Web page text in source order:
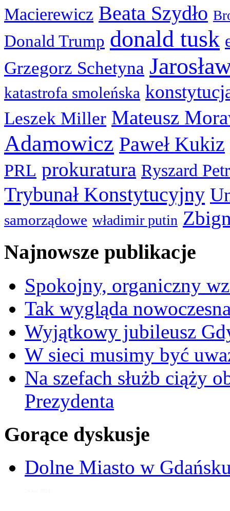
Macierewicz Beata Szydło
Donald Trump donald tusk
Grzegorz Schetyna
katastrofa smoleńska
Leszek Miller Mateusz
Adamowicz Paweł Kukiz
PRL prokuratura Ryszard
Trybunał Konstytucyjny
samorządowe władimir putin
Najnowsze publikacje
Spokojny, organiczny
Tak wygląda
Wyjątkowy jubileusz
W sieci musimy być
Na szefach służb ciąży
Prezydenta
Gorące dyskusje
Dolne Miasto w